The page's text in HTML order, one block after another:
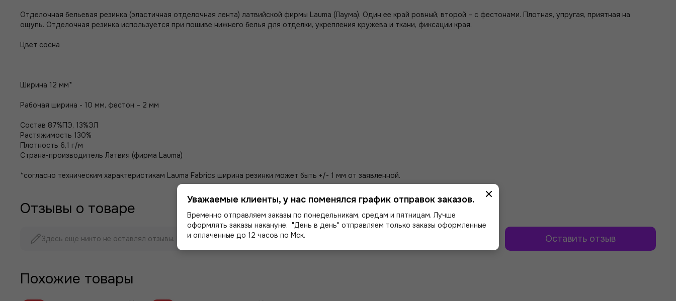
Отделочная бельевая резинка (эластичная отделочная лента) латвийской фирмы Lauma (Лаума). Один ее край ровный, второй – с фестонами. Плотная, упругая, приятная на
ощупь. Отделочная резинка используется при пошиве нижнего белья для отделки, укрепления кружева и ткани, фиксации края.
Цвет сосна
Ширина 12 мм*
Рабочая ширина - 10 мм, фестон – 2 мм
Состав 87%ПЭ, 13%ЭЛ
Растяжимость 130%
Плотность 6,1 г/м
Страна-производитель Латвия (фирма Lauma)
*согласно техническим характеристикам Lauma Fabrics ширина резинки может быть +/- 1 мм от заявленной.
Отзывы о товаре
Здесь еще никто не оставлял отзывы. Будьте первым! Оставить отзыв
Похожие товары
Уважаемые клиенты, у нас поменялся график отправок заказов.
Временно отправляем заказы по понедельникам, средам и пятницам. Лучше
оформлять заказы накануне. "День в день" отправляем только заказы оформленные
и оплаченные до 12 часов по Мск.